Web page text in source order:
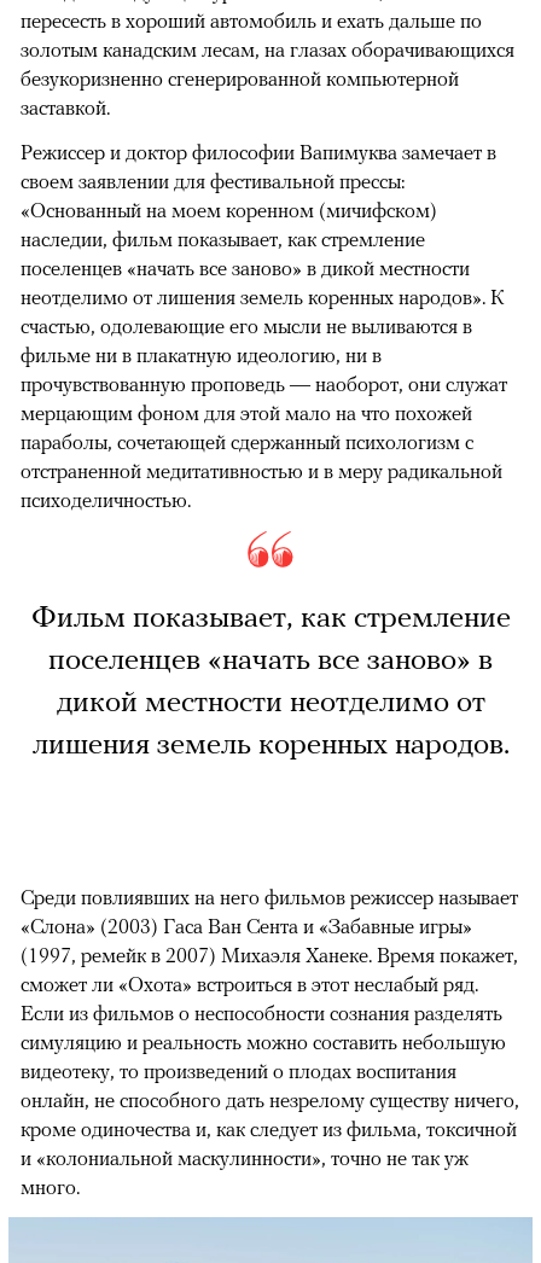
пересесть в хороший автомобиль и ехать дальше по
золотым канадским лесам, на глазах оборачивающихся
безукоризненно сгенерированной компьютерной
заставкой.
Режиссер и доктор философии Вапимуква замечает в
своем заявлении для фестивальной прессы:
«Основанный на моем коренном (мичифском)
наследии, фильм показывает, как стремление
поселенцев «начать все заново» в дикой местности
неотделимо от лишения земель коренных народов». К
счастью, одолевающие его мысли не выливаются в
фильме ни в плакатную идеологию, ни в
прочувствованную проповедь — наоборот, они служат
мерцающим фоном для этой мало на что похожей
параболы, сочетающей сдержанный психологизм с
отстраненной медитативностью и в меру радикальной
психоделичностью.
Фильм показывает, как стремление
поселенцев «начать все заново» в
дикой местности неотделимо от
лишения земель коренных народов.
Среди повлиявших на него фильмов режиссер называет
«Слона» (2003) Гаса Ван Сента и «Забавные игры»
(1997, ремейк в 2007) Михаэля Ханеке. Время покажет,
сможет ли «Охота» встроиться в этот неслабый ряд.
Если из фильмов о неспособности сознания разделять
симуляцию и реальность можно составить небольшую
видеотеку, то произведений о плодах воспитания
онлайн, не способного дать незрелому существу ничего,
кроме одиночества и, как следует из фильма, токсичной
и «колониальной маскулинности», точно не так уж
много.